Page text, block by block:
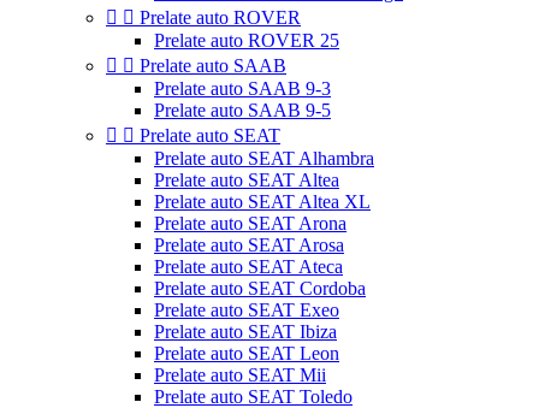
  Prelate auto ROVER
Prelate auto ROVER 25
  Prelate auto SAAB
Prelate auto SAAB 9-3
Prelate auto SAAB 9-5
  Prelate auto SEAT
Prelate auto SEAT Alhambra
Prelate auto SEAT Altea
Prelate auto SEAT Altea XL
Prelate auto SEAT Arona
Prelate auto SEAT Arosa
Prelate auto SEAT Ateca
Prelate auto SEAT Cordoba
Prelate auto SEAT Exeo
Prelate auto SEAT Ibiza
Prelate auto SEAT Leon
Prelate auto SEAT Mii
Prelate auto SEAT Toledo